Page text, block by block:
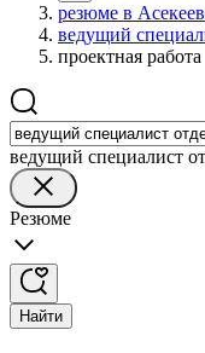
резюме в
ведущий
проектная работа
ведущий специалист
Резюме
Найти